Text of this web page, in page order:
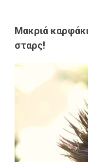
Μακριά
σταρς!